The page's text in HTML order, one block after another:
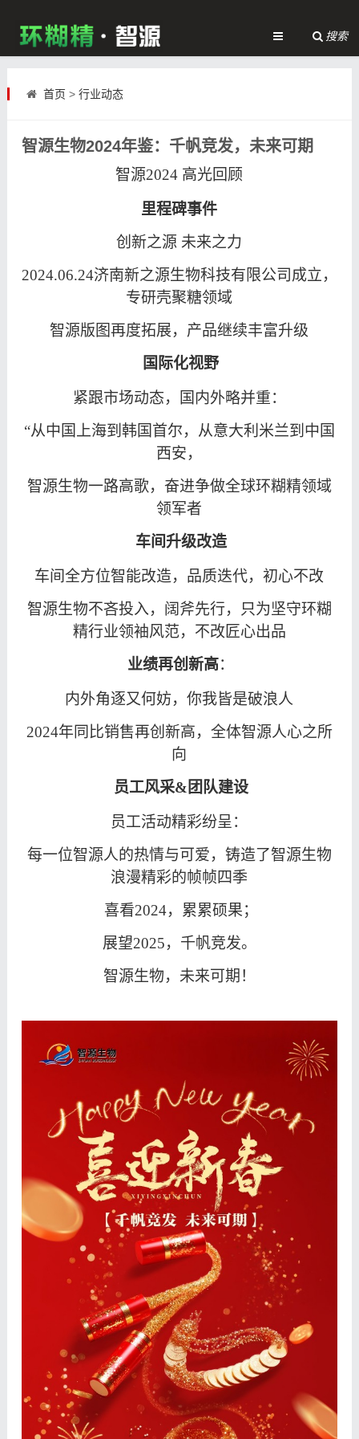
搜索
首页 > 行业动态
智源生物2024年鉴：千帆竞发，未来可期
智源2024 高光回顾
里程碑事件
创新之源 未来之力
2024.06.24济南新之源生物科技有限公司成立，
专研壳聚糖领域
智源版图再度拓展，产品继续丰富升级
国际化视野
紧跟市场动态，国内外略并重：
“从中国上海到韩国首尔，从意大利米兰到中国
西安，
智源生物一路高歌，奋进争做全球环糊精领域
领军者
车间升级改造
车间全方位智能改造，品质迭代，初心不改
智源生物不吝投入，阔斧先行，只为坚守环糊
精行业领袖风范，不改匠心出品
业绩再创新高：
内外角逐又何妨，你我皆是破浪人
2024年同比销售再创新高，全体智源人心之所
向
员工风采&团队建设
员工活动精彩纷呈：
每一位智源人的热情与可爱，铸造了智源生物
浪漫精彩的帧帧四季
喜看2024，累累硕果；
展望2025，千帆竞发。
智源生物，未来可期！